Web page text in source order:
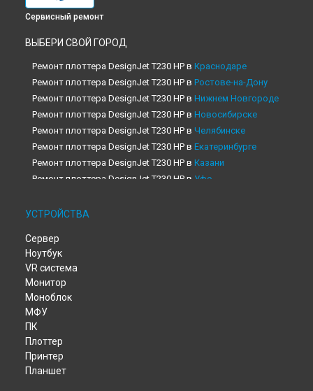
Сервисный ремонт
ВЫБЕРИ СВОЙ ГОРОД
Ремонт плоттера DesignJet T230 HP в Краснодаре
Ремонт плоттера DesignJet T230 HP в Ростове-на-Дону
Ремонт плоттера DesignJet T230 HP в Нижнем Новгороде
Ремонт плоттера DesignJet T230 HP в Новосибирске
Ремонт плоттера DesignJet T230 HP в Челябинске
Ремонт плоттера DesignJet T230 HP в Екатеринбурге
Ремонт плоттера DesignJet T230 HP в Казани
Ремонт плоттера DesignJet T230 HP в Уфе
Ремонт плоттера DesignJet T230 HP в
Ремонт плоттера DesignJet T230 HP в
Ремонт плоттера DesignJet T230 HP в
Ремонт плоттера DesignJet T230 HP в
Ремонт плоттера DesignJet T230 HP в
Ремонт плоттера DesignJet T230 HP в
Ремонт плоттера DesignJet T230 HP в
Ремонт плоттера DesignJet T230 HP в
Ремонт плоттера DesignJet T230 HP в
УСТРОЙСТВА
Сервер
Ноутбук
VR система
Монитор
Моноблок
МФУ
ПК
Плоттер
Принтер
Планшет